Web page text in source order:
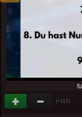
(+112)